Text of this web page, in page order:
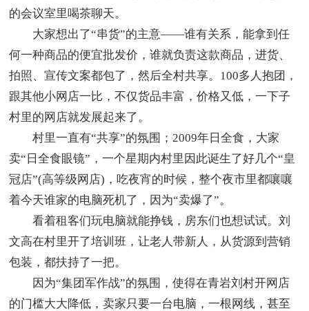
的会议室里喝茶聊天。
大家想出了“串货”的主意——谁有关系，能拿到任
何一种商品的便宜批发价，谁就负责这款商品，进货、
拍照、宣传文案都包了，然后全村共享。100多人抱团，
跟其他小网店一比，不仅货品丰富，价格又低，一下子
村里的网店就发展起来了。
村里一直有“共享”的氛围；2009年日全食，大家
卖“日全食眼镜”，一个星期内村里因此诞生了好几个“皇
冠店”(高等级网店)，吃夜宵的时候，整个夜市里都嚷嚷
着今天谁家的电脑死机了，因为“卖爆了”。
看着租客们玩电脑就能挣钱，房东们也想试试。刘
文高在村里开了培训班，让老人带新人，从货源到营销
包装，都扶持了一把。
因为“集团军作战”的氛围，使得在青岩刘村开网店
的门槛大大降低，卖家只要一台电脑，一根网线，甚至